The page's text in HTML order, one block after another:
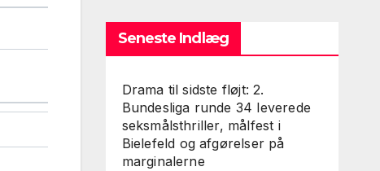
Seneste Indlæg
Drama til sidste fløjt: 2.
Bundesliga runde 34 leverede
seksmålsthriller, målfest i
Bielefeld og afgørelser på
marginalerne